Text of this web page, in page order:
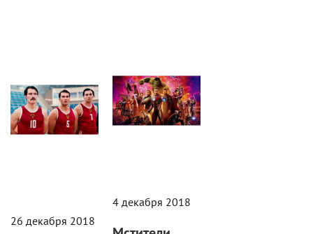
26 декабря 2018
4 декабря 2018